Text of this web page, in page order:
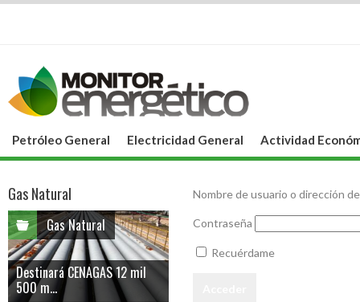
Petróleo General Electricidad General Actividad
Nombre de usuario o dirección
Contraseña
Recuérdame
Gas Natural
Gas Natural
Destinará CENAGAS 12 mil
500 m...